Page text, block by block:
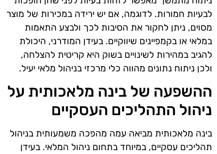
לבעיות חמורות. לדוגמה, אם יש ירידה במכירות של מוצר
מסוים, ניתן לחקור את הסיבות לכך ולבצע התאמות
במלאי או בקמפיינים שיווקיים. בעידן המודרני, היכולת
להגיב במהירות לשינויים בשוק היא קריטית להצלחה,
ולכן ניתוח נתונים מהווה כלי מרכזי בניהול מלאי יעיל.
ההשפעה של בינה מלאכותית על
ניהול התהליכים העסקיים
בינה מלאכותית מביאה עמה מהפכה משמעותית בניהול
תהליכים עסקיים, במיוחד בתחום ניהול המלאי. בעידן